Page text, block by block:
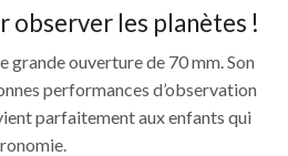
observer les planètes !
grande ouverture de 70 mm. Son
performances d’observation
parfaitement aux enfants qui